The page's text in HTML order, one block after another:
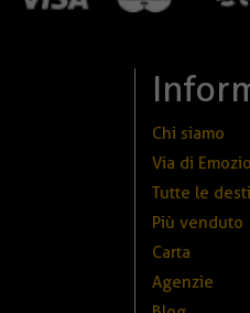
Chi siamo
Via di
Tutte le
Più venduto
Carta
Agenzie